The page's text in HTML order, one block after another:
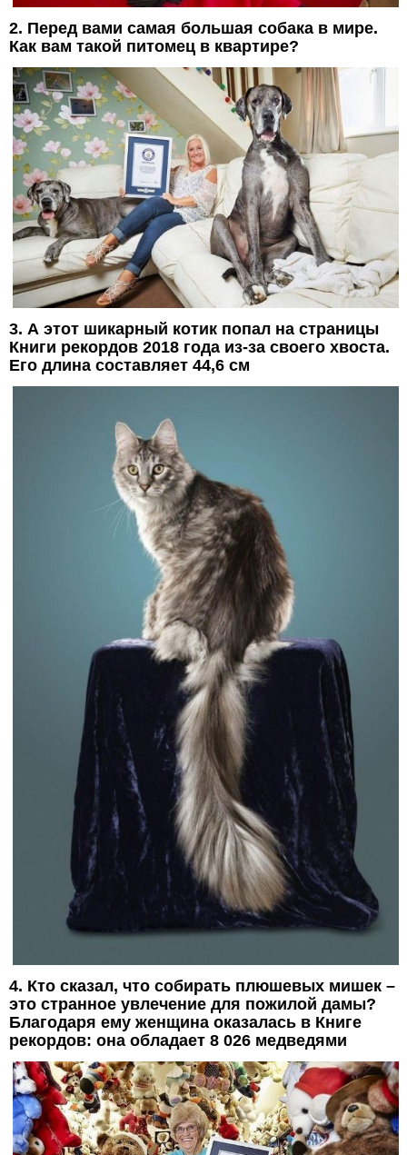
2. Перед вами самая большая собака в мире.
Как вам такой питомец в квартире?
3. А этот шикарный котик попал на страницы
Книги рекордов 2018 года из-за своего хвоста.
Его длина составляет 44,6 см
4. Кто сказал, что собирать плюшевых мишек –
это странное увлечение для пожилой дамы?
Благодаря ему женщина оказалась в Книге
рекордов: она обладает 8 026 медведями